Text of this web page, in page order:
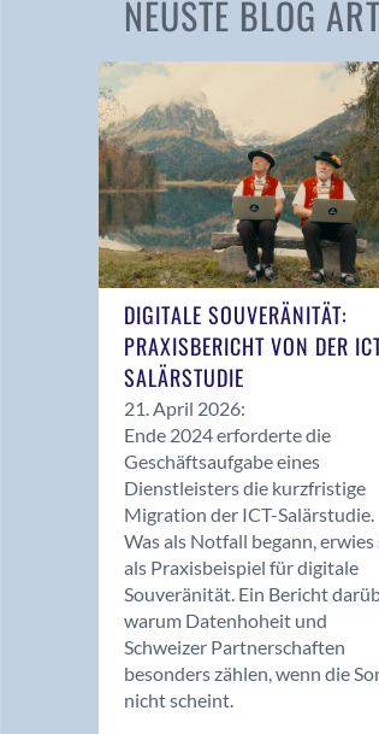
NEUSTE BLOG
DIGITALE SOUVERÄNITÄT:
PRAXISBERICHT VON DER
SALÄRSTUDIE
21. April 2026:
Ende 2024 erforderte die
Geschäftsaufgabe eines
Dienstleisters die kurzfristige
Migration der ICT-Salärstudie.
Was als Notfall begann, erwies
als Praxisbeispiel für digitale
Souveränität. Ein Bericht
warum Datenhoheit und
Schweizer Partnerschaften
besonders zählen, wenn die
nicht scheint.